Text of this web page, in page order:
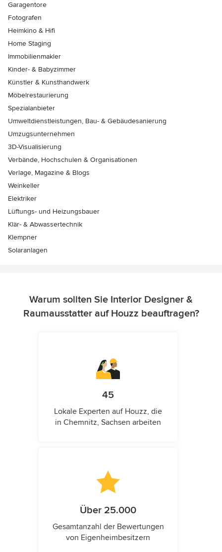
Garagentore
Fotografen
Heimkino & Hifi
Home Staging
Immobilienmakler
Kinder- & Babyzimmer
Künstler & Kunsthandwerk
Möbelrestaurierung
Spezialanbieter
Umweltdienstleistungen, Bau- & Gebäudesanierung
Umzugsunternehmen
3D-Visualisierung
Verbände, Hochschulen & Organisationen
Verlage, Magazine & Blogs
Weinkeller
Elektriker
Lüftungs- und Heizungsbauer
Klär- & Abwassertechnik
Klempner
Solaranlagen
Warum sollten Sie Interior Designer &
Raumausstatter auf Houzz beauftragen?
45
Lokale Experten auf Houzz, die
in Chemnitz, Sachsen arbeiten
Über 25.000
Gesamtanzahl der Bewertungen
von Eigenheimbesitzern